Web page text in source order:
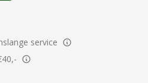
service